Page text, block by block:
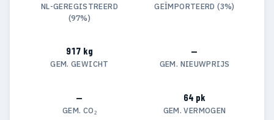
NL-GEREGISTREERD
(97%)
GEÏMPORTEERD (3%)
917 kg
GEM. GEWICHT
—
GEM. NIEUWPRIJS
—
GEM. CO₂
64 pk
GEM. VERMOGEN